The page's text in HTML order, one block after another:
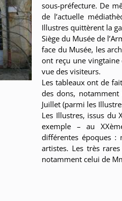
sous-préfecture. De
de l’actuelle
Illustres quittèrent la
Siège du Musée de
face du Musée, les
ont reçu une
vue des visiteurs.
Les tableaux ont de
des dons,
Juillet (parmi les
Les Illustres, issus du
exemple – au
différentes époques :
artistes. Les très
notamment celui de